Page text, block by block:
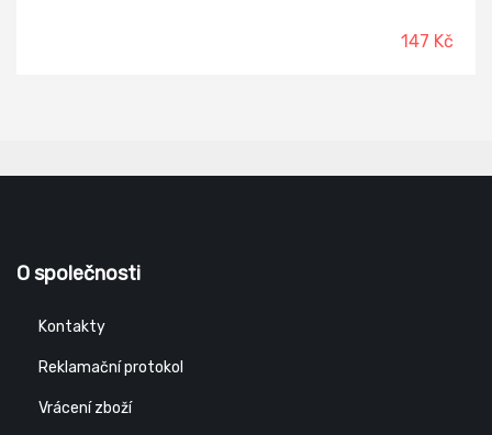
147 Kč
O společnosti
Kontakty
Reklamační protokol
Vrácení zboží